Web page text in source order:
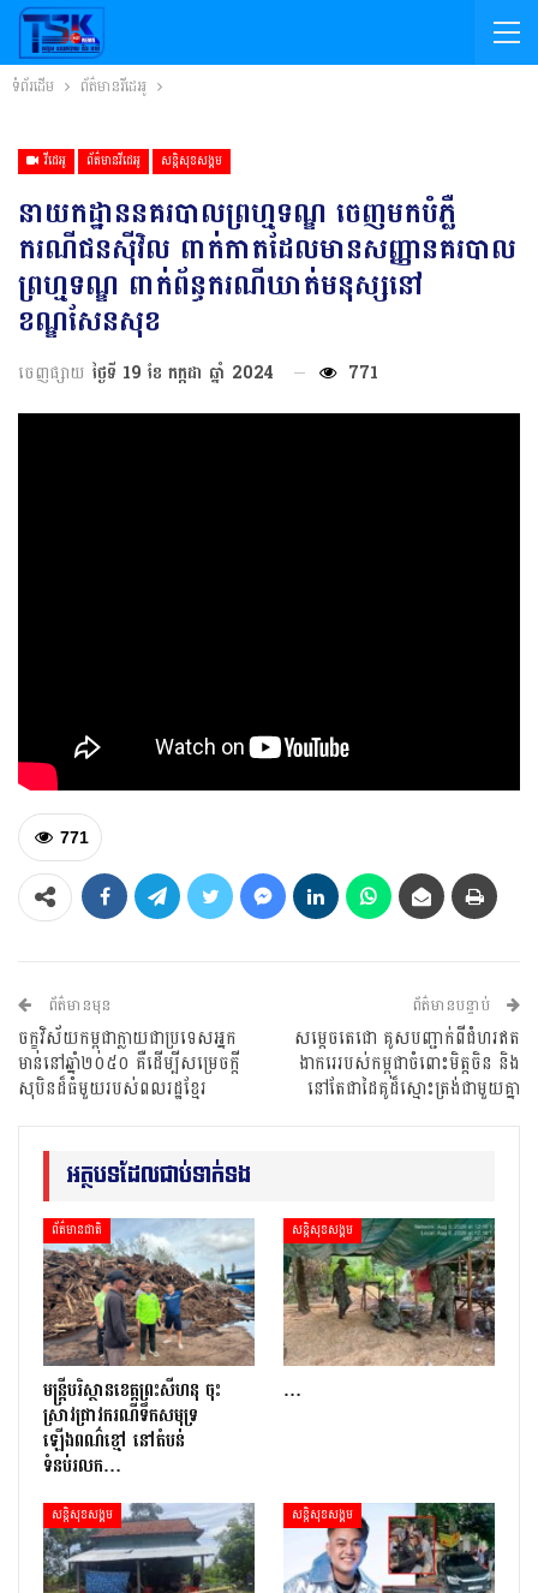
ទំព័រដើម ព័ត៌មានវីដេអូ
វីដេអូ ព័ត៌មានវីដេអូ សន្តិសុខសង្គម
នាយកដ្ឋាននគរបាលព្រហ្មទណ្ឌ ចេញមកបំភ្លឺ
ករណីជនស៊ីវិល ពាក់កាតដែលមានសញ្ញានគរបាល
ព្រហ្មទណ្ឌ ពាក់ព័ន្ធករណីឃាត់មនុស្សនៅ
ខណ្ឌសែនសុខ
ចេញផ្សាយ ថ្ងៃទី 19 ខែ កក្កដា ឆ្នាំ 2024 771
771
ព័ត៌មានមុន
ចក្ខុវិស័យកម្ពុជាក្លាយជាប្រទេសអ្នក
មាននៅឆ្នាំ២០៥០ គឺដើម្បីសម្រេចក្តី
សុបិនដ៏ធំមួយរបស់ពលរដ្ឋខ្មែរ
ព័ត៌មានបន្ទាប់
សម្ដេចតេជោ គូសបញ្ជាក់ពីជំហរឥត
ងាករេរបស់កម្ពុជាចំពោះមិត្តចិន និង
នៅតែជាដៃគូដ៏ស្មោះត្រង់ជាមួយគ្នា
អត្ថបទដែលជាប់ទាក់ទង
ព័ត៌មានជាតិ
មន្រ្តីបរិស្ថានខេត្តព្រះសីហនុ ចុះ
ស្រាវជ្រាវករណីទឹកសមុទ្រ
ឡើងពណ៌ខ្មៅ នៅតំបន់
ទំនប់រលក…
សន្តិសុខសង្គម
…
សន្តិសុខសង្គម សន្តិសុខសង្គម